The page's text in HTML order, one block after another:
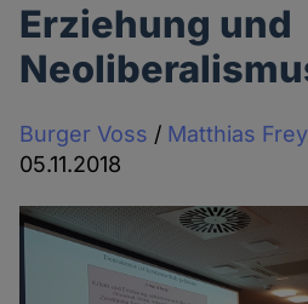
Erziehung und
Burger Voss / Matthias
05.11.2018